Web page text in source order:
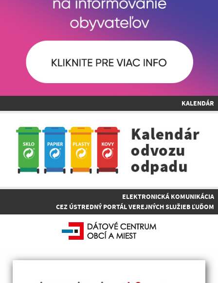
KALENDÁR
ELEKTRONICKÁ KOMUNIKÁCIA
CEZ ÚSTREDNÝ PORTÁL VEREJNÝCH SLUŽIEB ĽUĎOM